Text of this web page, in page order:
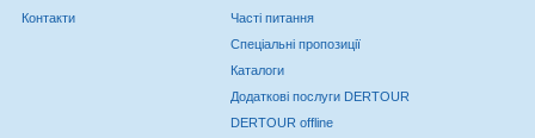
Контакти
Часті питання
Спеціальні пропозиції
Каталоги
Додаткові послуги DERTOUR
DERTOUR offline